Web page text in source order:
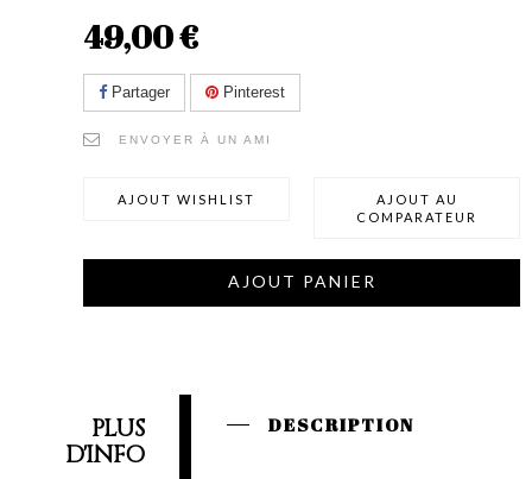
49,00 €
Partager Pinterest
ENVOYER À UN AMI
AJOUT WISHLIST
AJOUT AU
COMPARATEUR
AJOUT PANIER
PLUS
D'INFO
DESCRIPTION